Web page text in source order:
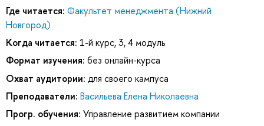
Где читается: Факультет менеджмента (Нижний
Новгород)
Когда читается: 1-й курс, 3, 4 модуль
Формат изучения: без онлайн-курса
Охват аудитории: для своего кампуса
Преподаватели: Васильева Елена Николаевна
Прогр. обучения: Управление развитием компании